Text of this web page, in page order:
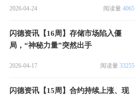
2026-04-24 阅读量 4065
闪德资讯【16周】存储市场陷入僵
局，“神秘力量”突然出手
2026-04-17 阅读量 33255
闪德资讯【15周】合约持续上涨、现